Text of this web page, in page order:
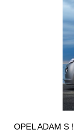
מכונית המיני טורבו הטובה ביותר בעולם! OPEL ADAM S